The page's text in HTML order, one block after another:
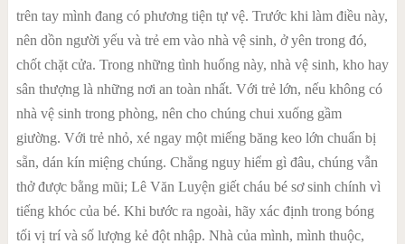
trên tay mình đang có phương tiện tự vệ. Trước khi làm điều này,
nên dồn người yếu và trẻ em vào nhà vệ sinh, ở yên trong đó,
chốt chặt cửa. Trong những tình huống này, nhà vệ sinh, kho hay
sân thượng là những nơi an toàn nhất. Với trẻ lớn, nếu không có
nhà vệ sinh trong phòng, nên cho chúng chui xuống gầm
giường. Với trẻ nhỏ, xé ngay một miếng băng keo lớn chuẩn bị
sẵn, dán kín miệng chúng. Chẳng nguy hiểm gì đâu, chúng vẫn
thở được bằng mũi; Lê Văn Luyện giết cháu bé sơ sinh chính vì
tiếng khóc của bé. Khi bước ra ngoài, hãy xác định trong bóng
tối vị trí và số lượng kẻ đột nhập. Nhà của mình, mình thuộc,